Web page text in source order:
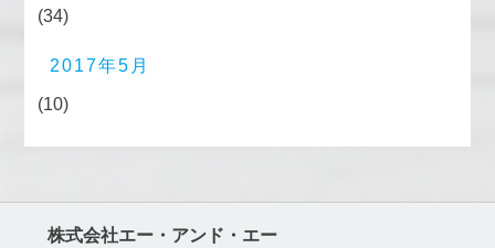
(34)
2017年5月
(10)
株式会社エー・アンド・エー